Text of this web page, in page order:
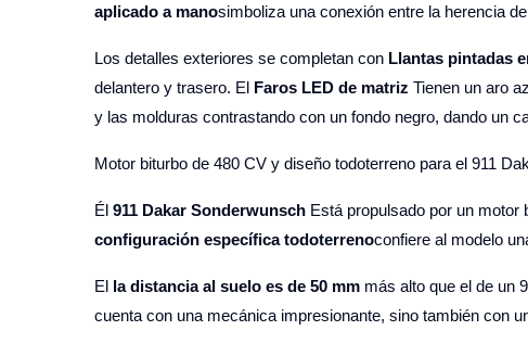
aplicado a manosimboliza una conexión entre la herencia
Los detalles exteriores se completan con Llantas pintadas
delantero y trasero. El Faros LED de matriz Tienen un aro
y las molduras contrastando con un fondo negro, dando un
Motor biturbo de 480 CV y ​​diseño todoterreno para el 911
Él 911 Dakar Sonderwunsch Está propulsado por un
configuración específica todoterrenoconfiere al modelo
El la distancia al suelo es de 50 mm más alto que el de un
cuenta con una mecánica impresionante, sino también con